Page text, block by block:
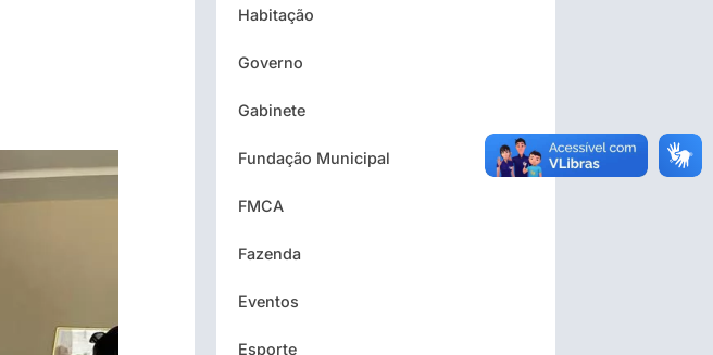
Habitação
Governo
Gabinete
Fundação Municipal
FMCA
Fazenda
Eventos
Esporte